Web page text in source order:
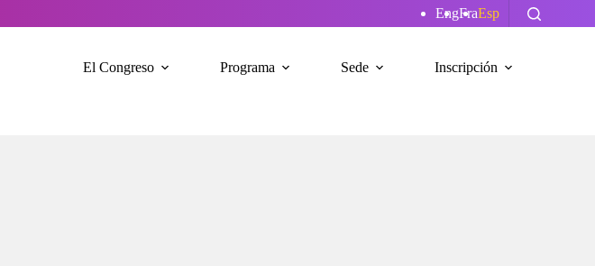
EngFraEsp
El Congreso Programa Sede Inscripción